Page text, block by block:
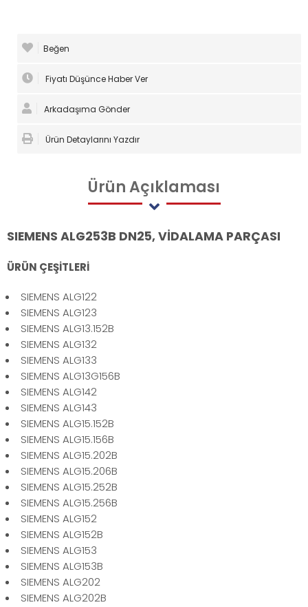
Beğen
Fiyatı Düşünce Haber Ver
Arkadaşıma Gönder
Ürün Detaylarını Yazdır
ÜrünAçıklaması
SIEMENS ALG253B DN25, VİDALAMA PARÇASI
ÜRÜN ÇEŞİTLERİ
SIEMENS ALG122
SIEMENS ALG123
SIEMENS ALG13.152B
SIEMENS ALG132
SIEMENS ALG133
SIEMENS ALG13G156B
SIEMENS ALG142
SIEMENS ALG143
SIEMENS ALG15.152B
SIEMENS ALG15.156B
SIEMENS ALG15.202B
SIEMENS ALG15.206B
SIEMENS ALG15.252B
SIEMENS ALG15.256B
SIEMENS ALG152
SIEMENS ALG152B
SIEMENS ALG153
SIEMENS ALG153B
SIEMENS ALG202
SIEMENS ALG202B